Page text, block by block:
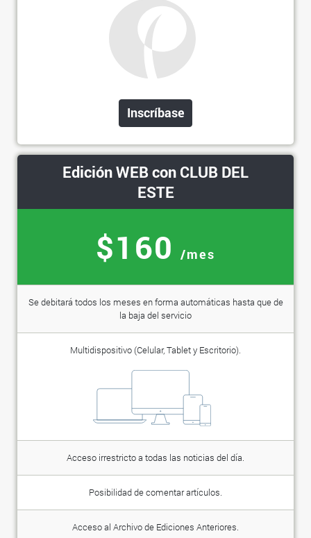
Inscríbase
Edición WEB con CLUB DEL
ESTE
$160 /mes
Se debitará todos los meses en forma automáticas hasta que de
la baja del servicio
Multidispositivo (Celular, Tablet y Escritorio).
Acceso irrestricto a todas las noticias del día.
Posibilidad de comentar artículos.
Acceso al Archivo de Ediciones Anteriores.